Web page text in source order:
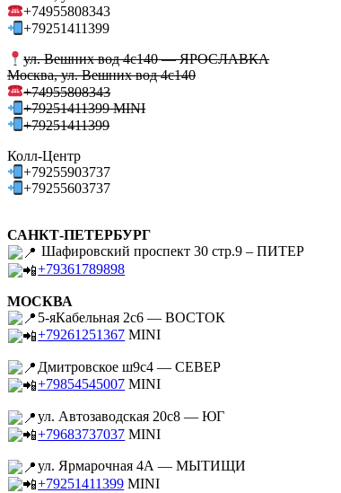
+74955808343
+79251411399
ул. Вешних вод 4с140 — ЯРОСЛАВКА
Москва, ул. Вешних вод 4с140
+74955808343
+79251411399 MINI
+79251411399
Колл-Центр
+79255903737
+79255603737
САНКТ-ПЕТЕРБУРГ
Шафировский проспект 30 стр.9 – ПИТЕР
+79361789898
МОСКВА
5-яКабельная 2с6 — ВОСТОК
+79261251367 MINI
Дмитровское ш9с4 — СЕВЕР
+79854545007 MINI
ул. Автозаводская 20с8 — ЮГ
+79683737037 MINI
ул. Ярмарочная 4А — МЫТИЩИ
+79251411399 MINI